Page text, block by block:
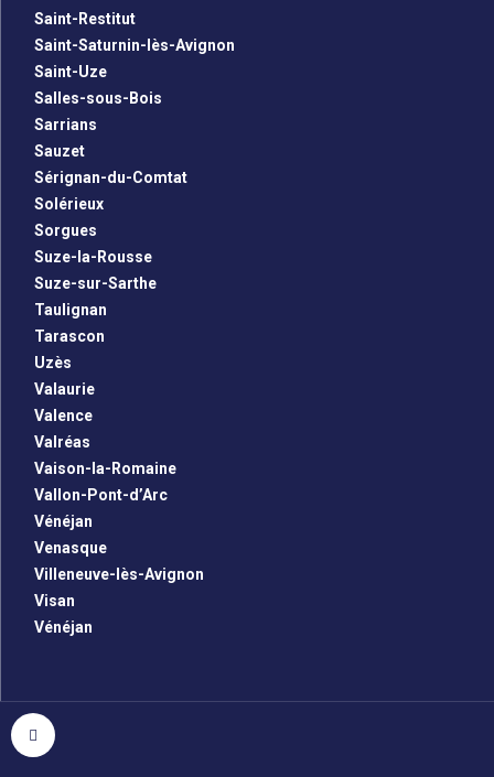
Saint-Restitut
Saint-Saturnin-lès-Avignon
Saint-Uze
Salles-sous-Bois
Sarrians
Sauzet
Sérignan-du-Comtat
Solérieux
Sorgues
Suze-la-Rousse
Suze-sur-Sarthe
Taulignan
Tarascon
Uzès
Valaurie
Valence
Valréas
Vaison-la-Romaine
Vallon-Pont-d’Arc
Vénéjan
Venasque
Villeneuve-lès-Avignon
Visan
Vénéjan